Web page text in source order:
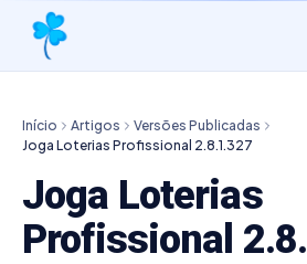
Início Artigos
Versões Publicadas
Joga Loterias Profissional 2.8.1.327
Joga Loterias
Profissional